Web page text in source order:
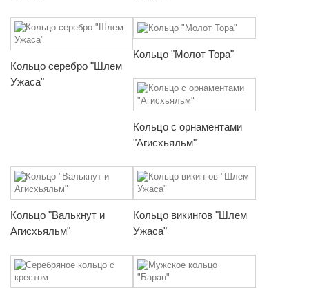
Кольцо серебро "Шлем
Ужаса"
Кольцо "Молот Тора"
Кольцо с орнаментами
"Агисхьяльм"
Кольцо "Валькнут и
Агисхьяльм"
Кольцо викингов "Шлем
Ужаса"